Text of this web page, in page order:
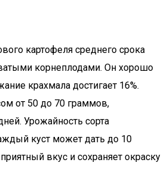
картофеля среднего срока
корнеплодами. Он хорошо
крахмала достигает 16%.
от 50 до 70 граммов,
Урожайность сорта
куст может дать до 10
вкус и сохраняет окраску